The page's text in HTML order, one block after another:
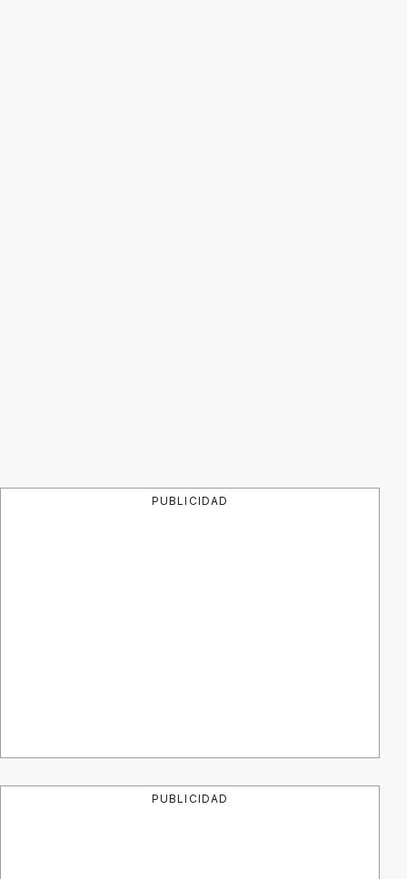
PUBLICIDAD
PUBLICIDAD